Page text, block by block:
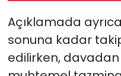
Açıklamada
sonuna kadar
edilirken,